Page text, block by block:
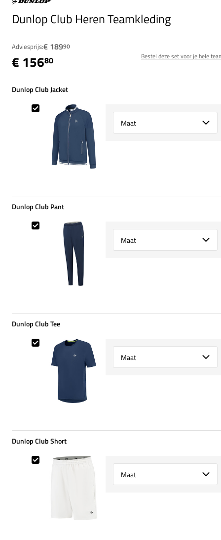
Dunlop Club Heren Teamkleding
Adviesprijs:€ 18990
€ 15680 Bestel deze set voor je hele
Dunlop Club Jacket
Select {option} for {name}
Dunlop Club Jacket
Dunlop Club Pant
Select {option} for {name}
Dunlop Club Pant
Dunlop Club Tee
Select {option} for {name}
Dunlop Club Tee
Dunlop Club Short
Select {option} for {name}
Dunlop Club Short